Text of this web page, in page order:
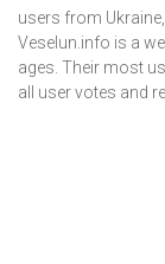
users from
Veselun.info is a
ages. Their most
all user votes and